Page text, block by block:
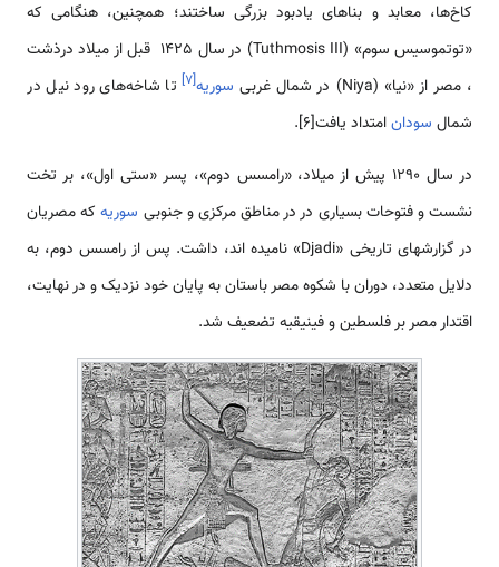
کاخ‌ها، معابد و بناهای یادبود بزرگی ساختند؛ همچنین، هنگامی که
«توتموسیس سوم» (Tuthmosis III) در سال 1425 قبل از میلاد درذشت
، مصر از «نیا» (Niya) در شمال غربی
سوریه[۷] تا شاخه‌های رود نیل در
شمال سودانامتداد یافت[6].
در سال ۱۲۹۰ پیش از میلاد، «رامسس دوم»، پسر «ستی اول»، بر تخت
نشست و فتوحات بسیاری در در مناطق مرکزی و جنوبی سوریهکه مصریان
در گزارش­های تاریخی «Djadi» نامیده ­اند، داشت. پس از رامسس دوم، به
دلایل متعدد، دوران با شکوه مصر باستان به پایان خود نزدیک و در نهایت،
اقتدار مصر بر فلسطین و فینیقیه تضعیف شد.